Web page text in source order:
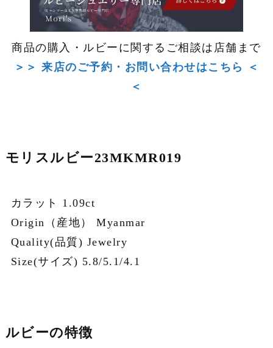
商品の購入・ルビーに関するご相談は店舗まで
＞＞ 来店のご予約・お問い合わせはこちら ＜
＜
モリスルビー23MKMR019
カラット 1.09ct
Origin（産地） Myanmar
Quality(品質) Jewelry
Size(サイズ) 5.8/5.1/4.1
ルビーの特徴